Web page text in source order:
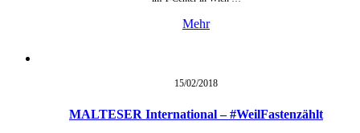
Mehr
15/02/2018
MALTESER International – #WeilFastenzählt